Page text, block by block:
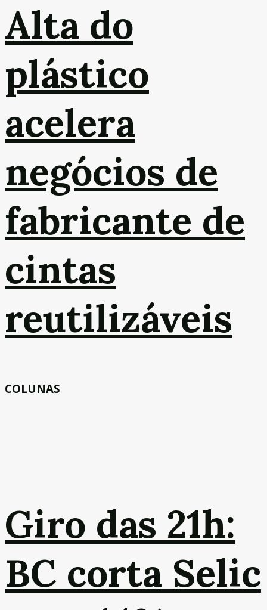
Alta do
plástico
acelera
negócios de
fabricante de
cintas
reutilizáveis
COLUNAS
Giro das 21h:
BC corta Selic